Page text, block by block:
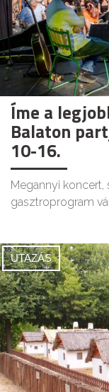
Íme a
Balaton
10-16.
Megannyi koncert,
gasztroprogram
UTAZÁS